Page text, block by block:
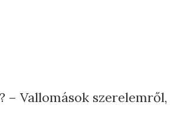
– Vallomások szerelemről,